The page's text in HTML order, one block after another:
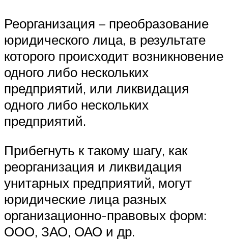
Реорганизация – преобразование
юридического лица, в результате
которого происходит возникновение
одного либо нескольких
предприятий, или ликвидация
одного либо нескольких
предприятий.
Прибегнуть к такому шагу, как
реорганизация и ликвидация
унитарных предприятий, могут
юридические лица разных
организационно-правовых форм:
ООО, ЗАО, ОАО и др.